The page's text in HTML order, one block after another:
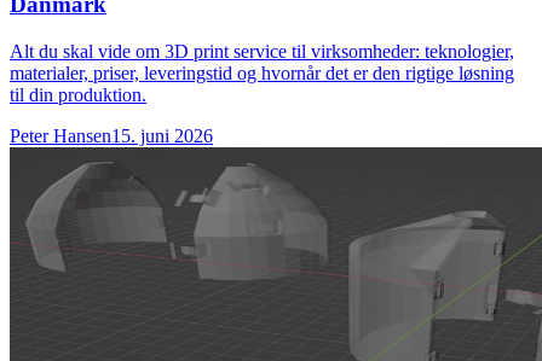
Alt du skal vide om 3D print service til virksomheder: teknologier,
materialer, priser, leveringstid og hvornår det er den rigtige løsning
til din produktion.
Peter Hansen15. juni 2026